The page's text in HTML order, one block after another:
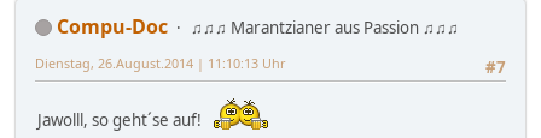
Compu-Doc
♫♫♫ Marantzianer aus Passion ♫♫♫
#7
Dienstag, 26.August.2014 | 11:10:13 Uhr
Jawolll, so geht´se auf!